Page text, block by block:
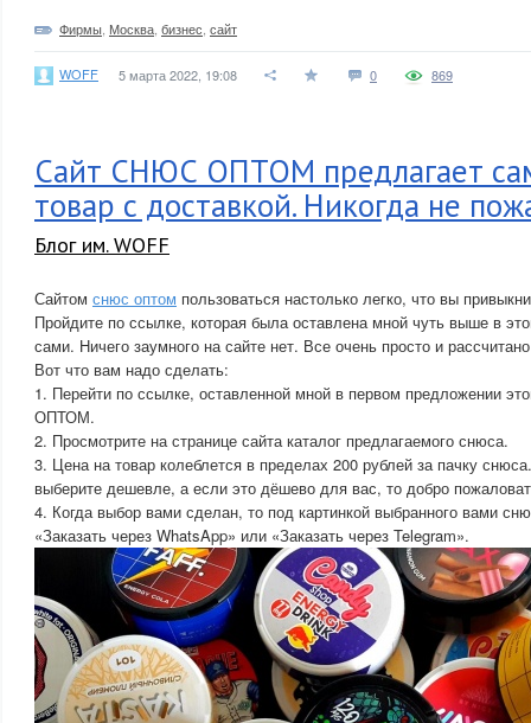
Фирмы Москва бизнес сайт
WOFF 5 марта 2022, 19:08 0 869
Сайт СНЮС ОПТОМ предлагает
товар с доставкой. Никогда не
Блог им. WOFF
Сайтом снюс оптом пользоваться настолько легко, что вы
Пройдите по ссылке, которая была оставлена мной чуть выше в
сами. Ничего заумного на сайте нет. Все очень просто и
Вот что вам надо сделать:
1. Перейти по ссылке, оставленной мной в первом предложении
ОПТОМ.
2. Просмотрите на странице сайта каталог предлагаемого снюса.
3. Цена на товар колеблется в пределах 200 рублей за пачку
выберите дешевле, а если это дёшево для вас, то добро
4. Когда выбор вами сделан, то под картинкой выбранного вами
«Заказать через WhatsApp» или «Заказать через Telegram».